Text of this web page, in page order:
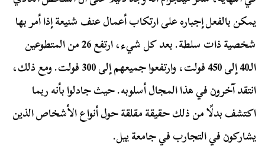
يمكن بالفعل إجباره على ارتكاب أعمال عنف شنيعة إذا أمر بها
شخصية ذات سلطة. بعد كل شيء، ارتفع 26 من المتطوعين
الـ40 إلى 450 فولت، وارتفعوا جميعهم إلى 300 فولت. ومع ذلك،
انتقد آخرون في هذا المجال أسلوبه. حيث جادلوا بأنه ربما
اكتشف بدلًا من ذلك حقيقة مقلقة حول أنواع الأشخاص الذين
يشاركون في التجارب في جامعة ييل.